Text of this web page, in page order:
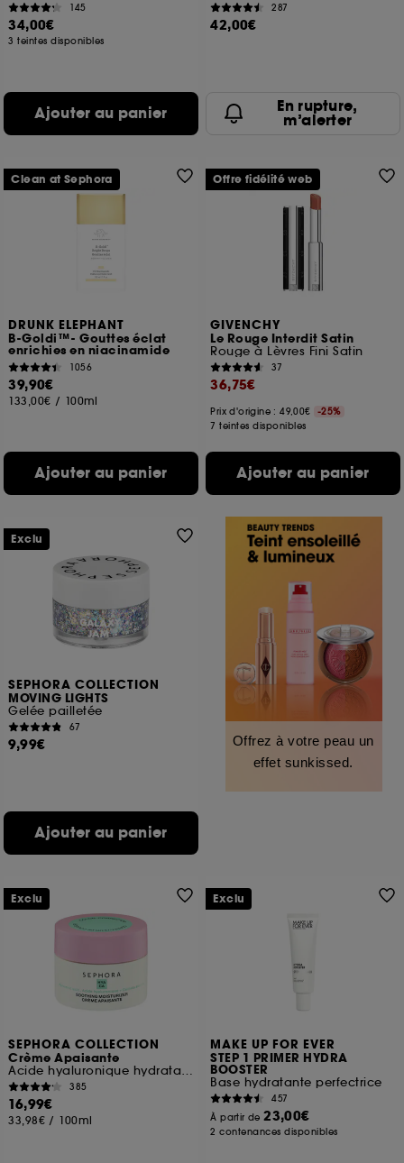
145
34,00€
3 teintes disponibles
Ajouter au panier
287
42,00€
En rupture,
m’alerter
DRUNK ELEPHANT
B-Goldi™- Gouttes éclat
enrichies en niacinamide
1056
39,90€
133,00€ / 100ml
Ajouter au panier
Clean at Sephora
GIVENCHY
Le Rouge Interdit Satin
Rouge à Lèvres Fini Satin
37
36,75€
Prix d'origine : 49,00€
-25%
7 teintes disponibles
Ajouter au panier
Offre fidélité web
SEPHORA COLLECTION
MOVING LIGHTS
Gelée pailletée
67
9,99€
Ajouter au panier
Exclu
Offrez à votre peau un
effet sunkissed.
SEPHORA COLLECTION
Crème Apaisante
Acide hyaluronique hydratant et Centella asiatica apaisante
385
16,99€
33,98€ / 100ml
Exclu
MAKE UP FOR EVER
STEP 1 PRIMER HYDRA
BOOSTER
Base hydratante perfectrice
457
À partir de23,00€
2 contenances disponibles
Exclu